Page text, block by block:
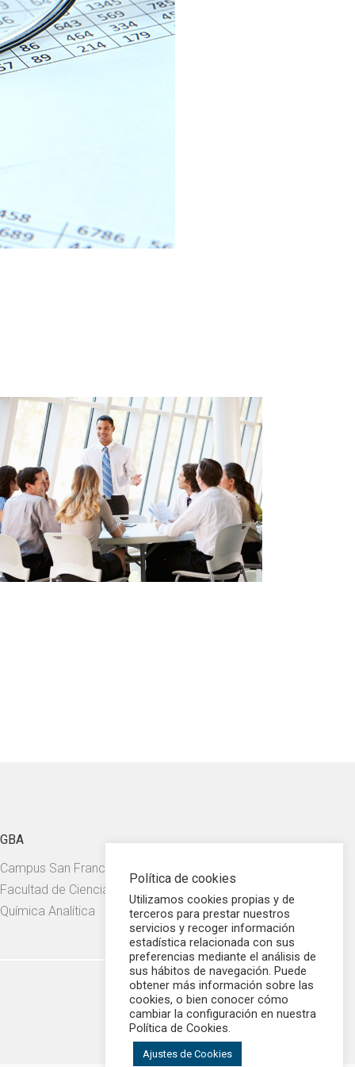
GBA
Campus San Francisco.
Facultad de Ciencias. Departamento de
Química Analítica
Política de cookies
Utilizamos cookies propias y de
terceros para prestar nuestros
servicios y recoger información
estadística relacionada con sus
preferencias mediante el análisis de
sus hábitos de navegación. Puede
obtener más información sobre las
cookies, o bien conocer cómo
cambiar la configuración en nuestra
Política de Cookies.
Ajustes de Cookies